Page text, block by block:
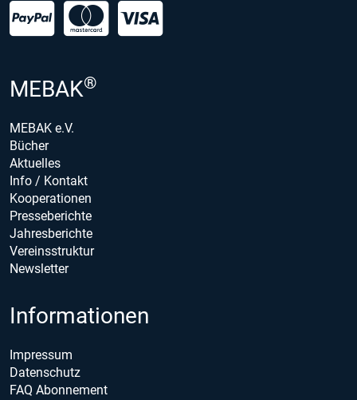
MEBAK®
MEBAK e.V.
Bücher
Aktuelles
Info / Kontakt
Kooperationen
Presseberichte
Jahresberichte
Vereinsstruktur
Newsletter
Informationen
Impressum
Datenschutz
FAQ Abonnement